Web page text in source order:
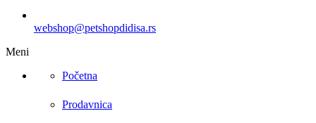
webshop@petshopdidisa.rs
Meni
Početna
Prodavnica